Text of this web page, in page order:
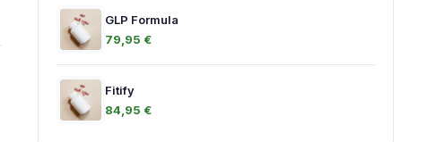
GLP Formula
79,95 €
Fitify
84,95 €